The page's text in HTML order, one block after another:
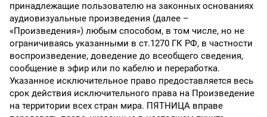
принадлежащие пользователю на законных основаниях
аудиовизуальные произведения (далее –
«Произведения») любым способом, в том числе, но не
ограничиваясь указанными в ст.1270 ГК РФ, в частности
воспроизведение, доведение до всеобщего сведения,
сообщение в эфир или по кабелю и переработка.
Указанное исключительное право предоставляется весь
срок действия исключительного права на Произведение
на территории всех стран мира. ПЯТНИЦА вправе